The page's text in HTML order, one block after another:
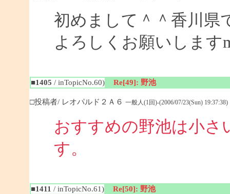
初めまして＾＾香川県
よろしくお願いします
■1405 / inTopicNo.60) Re[49]: 野池
□投稿者/ レオパルド２Ａ６ 一般人(1回)-(2006/07/23(Sun) 19:37:38)
おすすめの野池は小さ
■1411 / inTopicNo.61) Re[50]: 野池